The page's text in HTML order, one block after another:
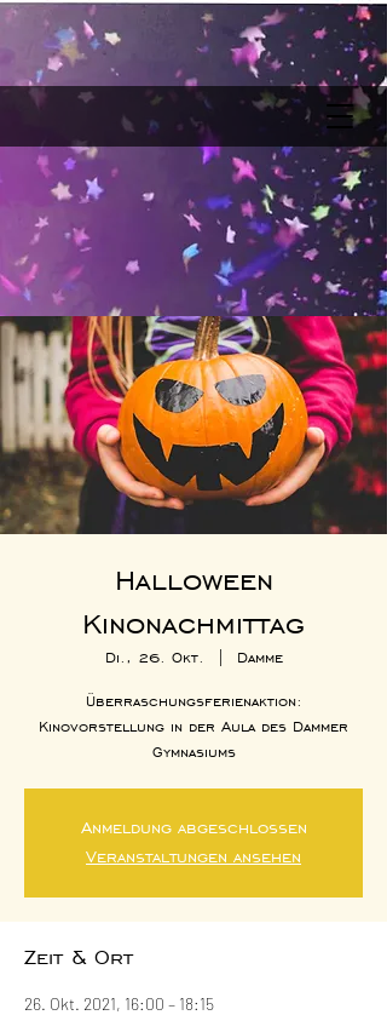
Halloween
Kinonachmittag
Di., 26. Okt. Damme
Überraschungsferienaktion:
Kinovorstellung in der Aula des Dammer
Gymnasiums
Anmeldung abgeschlossen
Veranstaltungen ansehen
Zeit & Ort
26. Okt. 2021, 16:00 – 18:15